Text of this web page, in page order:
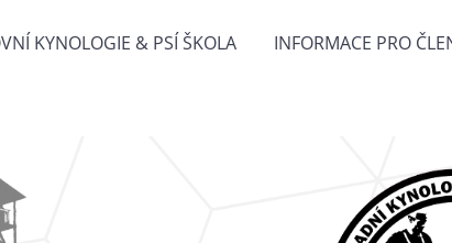
KYNOLOGIE & PSÍ ŠKOLA INFORMACE PRO